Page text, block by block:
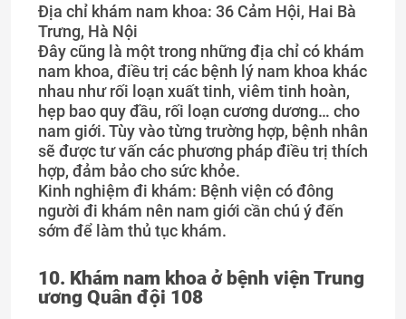
Địa chỉ khám nam khoa: 36 Cảm Hội, Hai Bà
Trưng, Hà Nội
Đây cũng là một trong những địa chỉ có khám
nam khoa, điều trị các bệnh lý nam khoa khác
nhau như rối loạn xuất tinh, viêm tinh hoàn,
hẹp bao quy đầu, rối loạn cương dương… cho
nam giới. Tùy vào từng trường hợp, bệnh nhân
sẽ được tư vấn các phương pháp điều trị thích
hợp, đảm bảo cho sức khỏe.
Kinh nghiệm đi khám: Bệnh viện có đông
người đi khám nên nam giới cần chú ý đến
sớm để làm thủ tục khám.
10. Khám nam khoa ở bệnh viện Trung
ương Quân đội 108